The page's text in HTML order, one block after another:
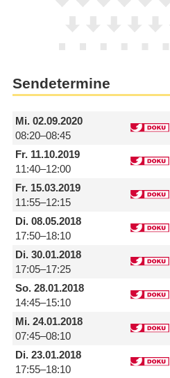
Sendetermine
Mi.02.09.2020
08:20–08:45
Fr.11.10.2019
11:40–12:00
Fr.15.03.2019
11:55–12:15
Di.08.05.2018
17:50–18:10
Di.30.01.2018
17:05–17:25
So.28.01.2018
14:45–15:10
Mi.24.01.2018
07:45–08:10
Di.23.01.2018
17:55–18:10